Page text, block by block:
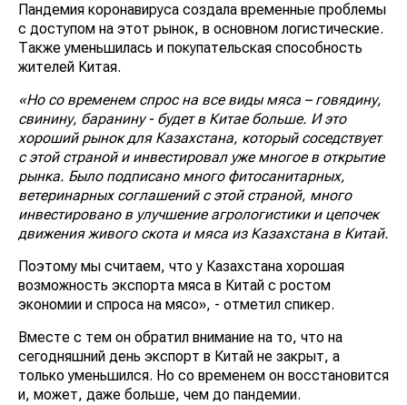
Пандемия коронавируса создала временные проблемы
с доступом на этот рынок, в основном логистические.
Также уменьшилась и покупательская способность
жителей Китая.
«Но со временем спрос на все виды мяса – говядину,
свинину, баранину - будет в Китае больше. И это
хороший рынок для Казахстана, который соседствует
с этой страной и инвестировал уже многое в открытие
рынка. Было подписано много фитосанитарных,
ветеринарных соглашений с этой страной, много
инвестировано в улучшение агрологистики и цепочек
движения живого скота и мяса из Казахстана в Китай.
Поэтому мы считаем, что у Казахстана хорошая
возможность экспорта мяса в Китай с ростом
экономии и спроса на мясо», - отметил спикер.
Вместе с тем он обратил внимание на то, что на
сегодняшний день экспорт в Китай не закрыт, а
только уменьшился. Но со временем он восстановится
и, может, даже больше, чем до пандемии.